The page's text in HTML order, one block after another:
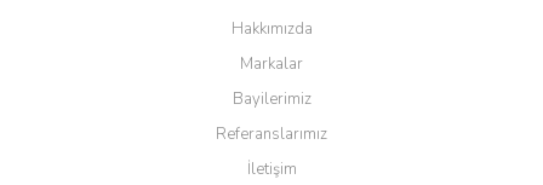
Hakkımızda
Markalar
Bayilerimiz
Referanslarımız
İletişim